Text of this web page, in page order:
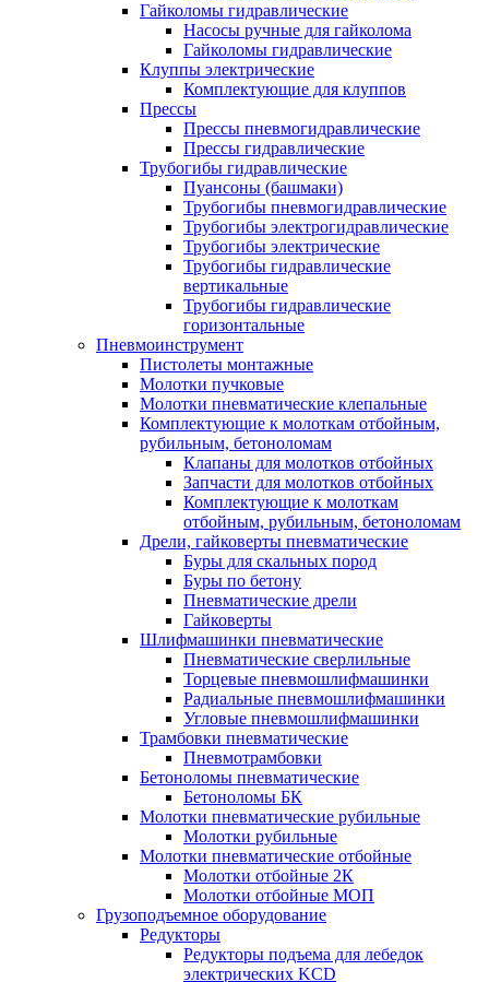
Гайколомы гидравлические
Насосы ручные для гайколома
Гайколомы гидравлические
Клуппы электрические
Комплектующие для клуппов
Прессы
Прессы пневмогидравлические
Прессы гидравлические
Трубогибы гидравлические
Пуансоны (башмаки)
Трубогибы пневмогидравлические
Трубогибы электрогидравлические
Трубогибы электрические
Трубогибы гидравлические
вертикальные
Трубогибы гидравлические
горизонтальные
Пневмоинструмент
Пистолеты монтажные
Молотки пучковые
Молотки пневматические клепальные
Комплектующие к молоткам отбойным,
рубильным, бетоноломам
Клапаны для молотков отбойных
Запчасти для молотков отбойных
Комплектующие к молоткам
отбойным, рубильным, бетоноломам
Дрели, гайковерты пневматические
Буры для скальных пород
Буры по бетону
Пневматические дрели
Гайковерты
Шлифмашинки пневматические
Пневматические сверлильные
Торцевые пневмошлифмашинки
Радиальные пневмошлифмашинки
Угловые пневмошлифмашинки
Трамбовки пневматические
Пневмотрамбовки
Бетоноломы пневматические
Бетоноломы БК
Молотки пневматические рубильные
Молотки рубильные
Молотки пневматические отбойные
Молотки отбойные 2К
Молотки отбойные МОП
Грузоподъемное оборудование
Редукторы
Редукторы подъема для лебедок
электрических KCD